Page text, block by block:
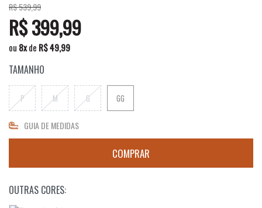
R$ 539,99
R$ 399,99
ou 8xde R$ 49,99
TAMANHO
P M G GG
GUIA DE MEDIDAS
OUTRAS CORES: